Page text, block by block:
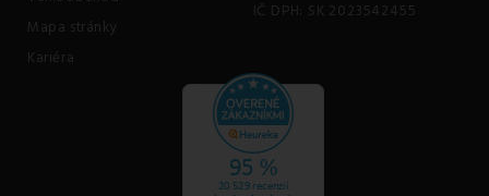
Mapa stránky
Kariéra
IČ DPH: SK 2023542455